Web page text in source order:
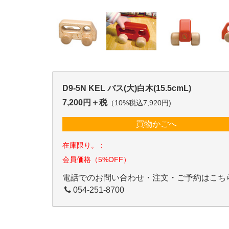
D9-5N KEL バス(大)白木(15.5cmL)
7,200円＋税（10%税込7,920円)
買物かごへ
在庫限り。：
会員価格（5%OFF）
電話でのお問い合わせ・注文・ご予約はこち
054-251-8700